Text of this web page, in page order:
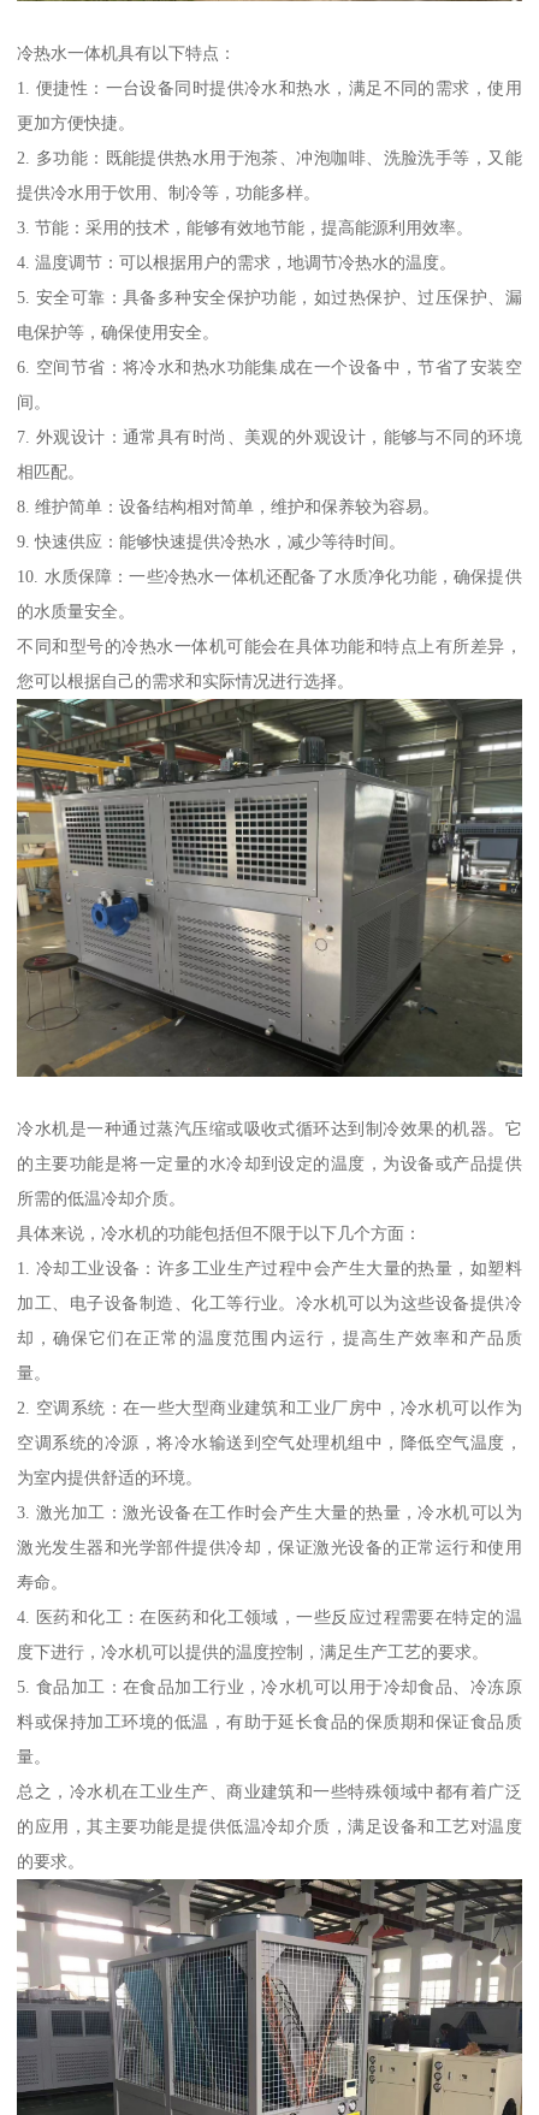
冷热水一体机具有以下特点：
1. 便捷性：一台设备同时提供冷水和热水，满足不同的需求，使用
更加方便快捷。
2. 多功能：既能提供热水用于泡茶、冲泡咖啡、洗脸洗手等，又能
提供冷水用于饮用、制冷等，功能多样。
3. 节能：采用的技术，能够有效地节能，提高能源利用效率。
4. 温度调节：可以根据用户的需求，地调节冷热水的温度。
5. 安全可靠：具备多种安全保护功能，如过热保护、过压保护、漏
电保护等，确保使用安全。
6. 空间节省：将冷水和热水功能集成在一个设备中，节省了安装空
间。
7. 外观设计：通常具有时尚、美观的外观设计，能够与不同的环境
相匹配。
8. 维护简单：设备结构相对简单，维护和保养较为容易。
9. 快速供应：能够快速提供冷热水，减少等待时间。
10. 水质保障：一些冷热水一体机还配备了水质净化功能，确保提供
的水质量安全。
不同和型号的冷热水一体机可能会在具体功能和特点上有所差异，
您可以根据自己的需求和实际情况进行选择。
冷水机是一种通过蒸汽压缩或吸收式循环达到制冷效果的机器。它
的主要功能是将一定量的水冷却到设定的温度，为设备或产品提供
所需的低温冷却介质。
具体来说，冷水机的功能包括但不限于以下几个方面：
1. 冷却工业设备：许多工业生产过程中会产生大量的热量，如塑料
加工、电子设备制造、化工等行业。冷水机可以为这些设备提供冷
却，确保它们在正常的温度范围内运行，提高生产效率和产品质
量。
2. 空调系统：在一些大型商业建筑和工业厂房中，冷水机可以作为
空调系统的冷源，将冷水输送到空气处理机组中，降低空气温度，
为室内提供舒适的环境。
3. 激光加工：激光设备在工作时会产生大量的热量，冷水机可以为
激光发生器和光学部件提供冷却，保证激光设备的正常运行和使用
寿命。
4. 医药和化工：在医药和化工领域，一些反应过程需要在特定的温
度下进行，冷水机可以提供的温度控制，满足生产工艺的要求。
5. 食品加工：在食品加工行业，冷水机可以用于冷却食品、冷冻原
料或保持加工环境的低温，有助于延长食品的保质期和保证食品质
量。
总之，冷水机在工业生产、商业建筑和一些特殊领域中都有着广泛
的应用，其主要功能是提供低温冷却介质，满足设备和工艺对温度
的要求。